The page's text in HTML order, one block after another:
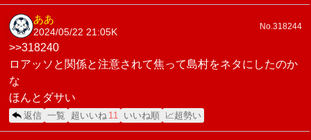
ああ
2024/05/22 21:05K
No.318244
>>318240
ロアッソと関係と注意されて焦って島村をネタにしたのか
な
ほんとダサい
返信 一覧 超いいね 11 いいね順 📈超勢い